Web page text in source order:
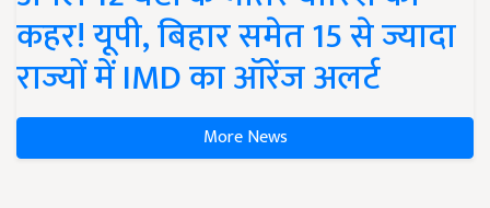
कहर! यूपी, बिहार समेत 15 से ज्यादा
राज्यों में IMD का ऑरेंज अलर्ट
More News